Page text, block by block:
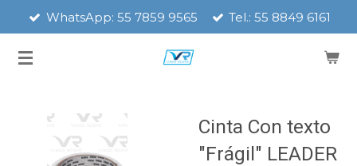
contenido
WhatsApp: 55 7859 9565 Tel.: 55 8849 6161
Cinta Con texto
"Frágil" LEADER